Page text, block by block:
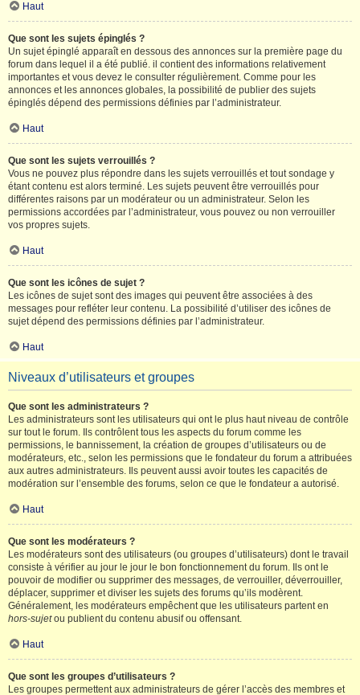
Haut
Que sont les sujets épinglés ?
Un sujet épinglé apparaît en dessous des annonces sur la première page du
forum dans lequel il a été publié. il contient des informations relativement
importantes et vous devez le consulter régulièrement. Comme pour les
annonces et les annonces globales, la possibilité de publier des sujets
épinglés dépend des permissions définies par l’administrateur.
Haut
Que sont les sujets verrouillés ?
Vous ne pouvez plus répondre dans les sujets verrouillés et tout sondage y
étant contenu est alors terminé. Les sujets peuvent être verrouillés pour
différentes raisons par un modérateur ou un administrateur. Selon les
permissions accordées par l’administrateur, vous pouvez ou non verrouiller
vos propres sujets.
Haut
Que sont les icônes de sujet ?
Les icônes de sujet sont des images qui peuvent être associées à des
messages pour refléter leur contenu. La possibilité d’utiliser des icônes de
sujet dépend des permissions définies par l’administrateur.
Haut
Niveaux d’utilisateurs et groupes
Que sont les administrateurs ?
Les administrateurs sont les utilisateurs qui ont le plus haut niveau de contrôle
sur tout le forum. Ils contrôlent tous les aspects du forum comme les
permissions, le bannissement, la création de groupes d’utilisateurs ou de
modérateurs, etc., selon les permissions que le fondateur du forum a attribuées
aux autres administrateurs. Ils peuvent aussi avoir toutes les capacités de
modération sur l’ensemble des forums, selon ce que le fondateur a autorisé.
Haut
Que sont les modérateurs ?
Les modérateurs sont des utilisateurs (ou groupes d’utilisateurs) dont le travail
consiste à vérifier au jour le jour le bon fonctionnement du forum. Ils ont le
pouvoir de modifier ou supprimer des messages, de verrouiller, déverrouiller,
déplacer, supprimer et diviser les sujets des forums qu’ils modèrent.
Généralement, les modérateurs empêchent que les utilisateurs partent en
hors-sujetou publient du contenu abusif ou offensant.
Haut
Que sont les groupes d’utilisateurs ?
Les groupes permettent aux administrateurs de gérer l’accès des membres et